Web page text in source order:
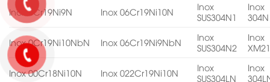
Inox 0Cr19Ni9N Inox 06Cr19Ni10N
Inox
SUS304N1
Inox
304N
Inox 0Cr19Ni10NbN Inox 06Cr19Ni9NbN
Inox
SUS304N2
Inox
Inox 00Cr18Ni10N Inox 022Cr19Ni10N
Inox
SUS304LN
Inox